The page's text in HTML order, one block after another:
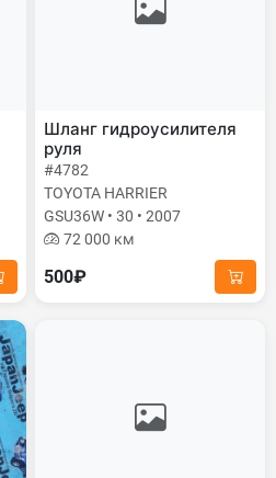
Шланг гидроусилителя
руля
#4782
TOYOTA HARRIER
GSU36W • 30 • 2007
72 000 км
500₽